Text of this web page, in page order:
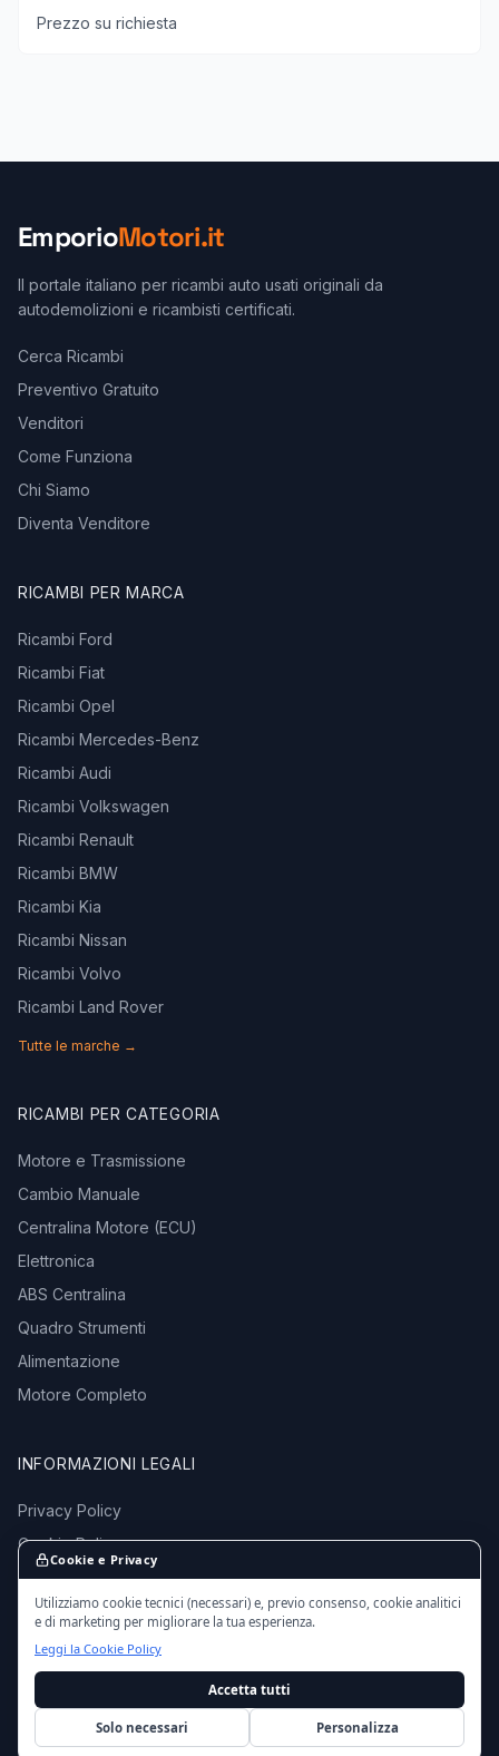
Prezzo su richiesta
EmporioMotori.it
Il portale italiano per ricambi auto usati originali da
autodemolizioni e ricambisti certificati.
Cerca Ricambi
Preventivo Gratuito
Venditori
Come Funziona
Chi Siamo
Diventa Venditore
RICAMBI PER MARCA
Ricambi Ford
Ricambi Fiat
Ricambi Opel
Ricambi Mercedes-Benz
Ricambi Audi
Ricambi Volkswagen
Ricambi Renault
Ricambi BMW
Ricambi Kia
Ricambi Nissan
Ricambi Volvo
Ricambi Land Rover
Tutte le marche →
RICAMBI PER CATEGORIA
Motore e Trasmissione
Cambio Manuale
Centralina Motore (ECU)
Elettronica
ABS Centralina
Quadro Strumenti
Alimentazione
Motore Completo
INFORMAZIONI LEGALI
Privacy Policy
Cookie Policy
Termini e Condizioni
© 2016 - 2026 EmporioMotori.it — Tutti i diritti riservati.
Ricambi auto usati da autodemolizioni certificate in Italia.
Cookie e Privacy
Utilizziamo cookie tecnici (necessari) e, previo consenso, cookie analitici
e di marketing per migliorare la tua esperienza.
Leggi la Cookie Policy
Accetta tutti
Solo necessari Personalizza